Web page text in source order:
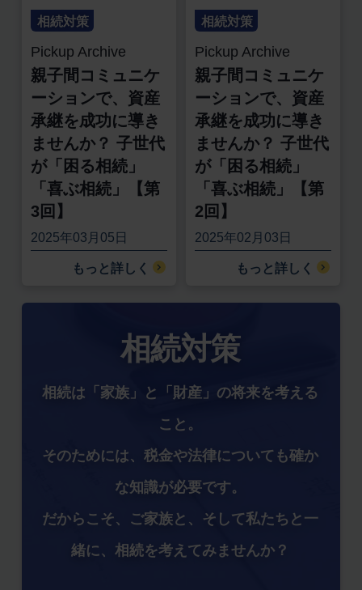
相続対策
Pickup Archive
親子間コミュニケ
ーションで、資産
承継を成功に導き
ませんか？ 子世代
が「困る相続」
「喜ぶ相続」【第
3回】
2025年03月05日
もっと詳しく
相続対策
Pickup Archive
親子間コミュニケ
ーションで、資産
承継を成功に導き
ませんか？ 子世代
が「困る相続」
「喜ぶ相続」【第
2回】
2025年02月03日
もっと詳しく
相続対策
相続は「家族」と「財産」の将来を考える
こと。
そのためには、税金や法律についても確か
な知識が必要です。
だからこそ、ご家族と、そして私たちと一
緒に、相続を考えてみませんか？